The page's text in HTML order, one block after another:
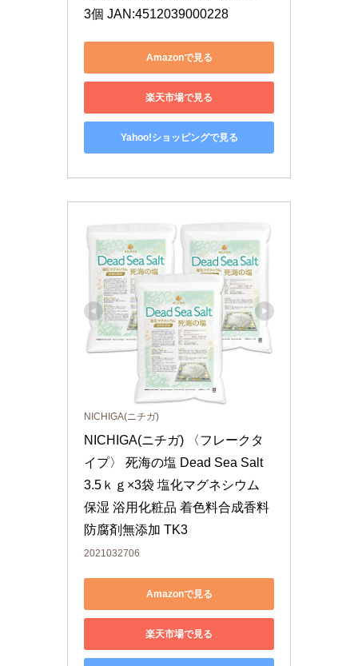
3個 JAN:4512039000228
Amazonで見る
楽天市場で見る
Yahoo!ショッピングで見る
NICHIGA(ニチガ)
NICHIGA(ニチガ) 〈フレークタ
イプ〉 死海の塩 Dead Sea Salt
3.5ｋｇ×3袋 塩化マグネシウム
保湿 浴用化粧品 着色料合成香料
防腐剤無添加 TK3
2021032706
Amazonで見る
楽天市場で見る